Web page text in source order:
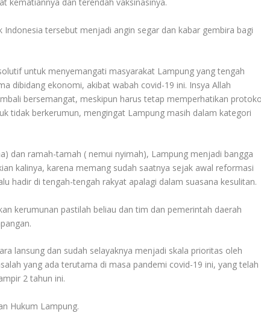
tersebut menjadi angin segar dan kabar gembira bagi
untuk menyemangati masyarakat Lampung yang tengah
dibidang ekonomi, akibat wabah covid-19 ini. Insya Allah
bersemangat, meskipun harus tetap memperhatikan
tidak berkerumun, mengingat Lampung masih dalam kategori
dan ramah-tamah ( nemui nyimah), Lampung menjadi bangga
kalinya, karena memang sudah saatnya sejak awal reformasi
hadir di tengah-tengah rakyat apalagi dalam suasana kesulitan.
kerumunan pastilah beliau dan tim dan pemerintah daerah
lansung dan sudah selayaknya menjadi skala prioritas oleh
yang ada terutama di masa pandemi covid-19 ini, yang telah
2 tahun ini.
Hukum Lampung.